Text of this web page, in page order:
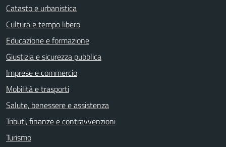
Catasto e urbanistica
Cultura e tempo libero
Educazione e formazione
Giustizia e sicurezza pubblica
Imprese e commercio
Mobilità e trasporti
Salute, benessere e assistenza
Tributi, finanze e contravvenzioni
Turismo